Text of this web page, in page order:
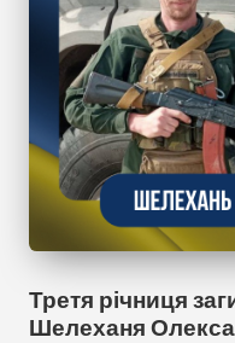
Третя річниця
Шелеханя
🌈 Кольорові
➖
✖